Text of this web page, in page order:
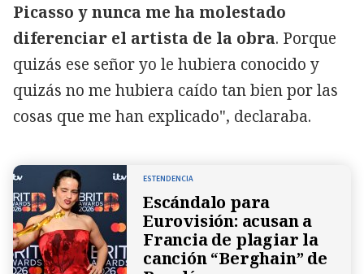
Picasso y nunca me ha molestado
diferenciar el artista de la obra. Porque
quizás ese señor yo le hubiera conocido y
quizás no me hubiera caído tan bien por las
cosas que me han explicado", declaraba.
ESTENDENCIA
Escándalo para
Eurovisión: acusan a
Francia de plagiar la
canción “Berghain” de